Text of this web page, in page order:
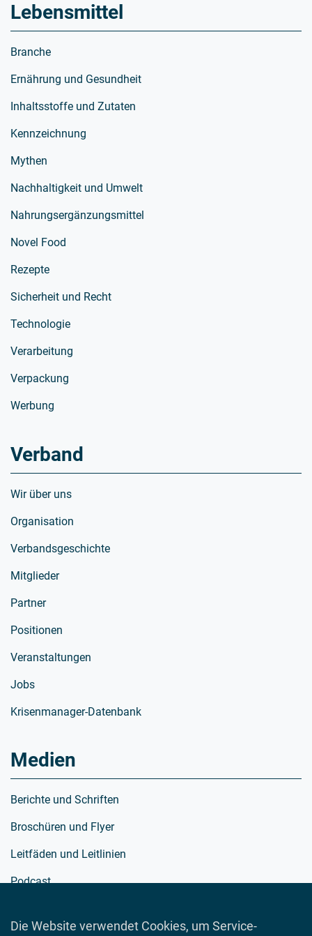
Die Website verwendet Cookies, um Service-
Lebensmittel
Branche
Ernährung und Gesundheit
Inhaltsstoffe und Zutaten
Kennzeichnung
Mythen
Nachhaltigkeit und Umwelt
Nahrungsergänzungsmittel
Novel Food
Rezepte
Sicherheit und Recht
Technologie
Verarbeitung
Verpackung
Werbung
Verband
Wir über uns
Organisation
Verbandsgeschichte
Mitglieder
Partner
Positionen
Veranstaltungen
Jobs
Krisenmanager-Datenbank
Medien
Berichte und Schriften
Broschüren und Flyer
Leitfäden und Leitlinien
Podcast